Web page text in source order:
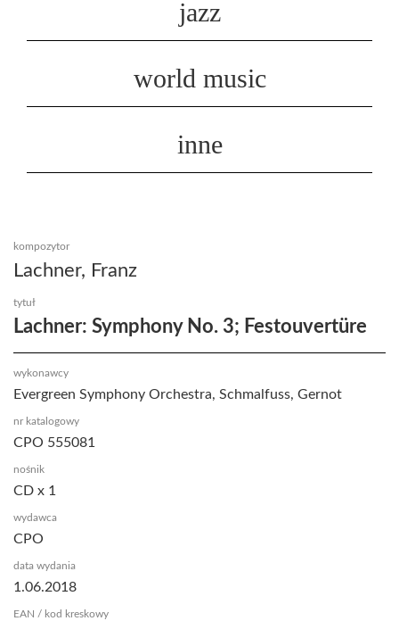
jazz
world music
inne
kompozytor
Lachner, Franz
tytuł
Lachner: Symphony No. 3; Festouvertüre
wykonawcy
Evergreen Symphony Orchestra, Schmalfuss, Gernot
nr katalogowy
CPO 555081
nośnik
CD x 1
wydawca
CPO
data wydania
1.06.2018
EAN / kod kreskowy